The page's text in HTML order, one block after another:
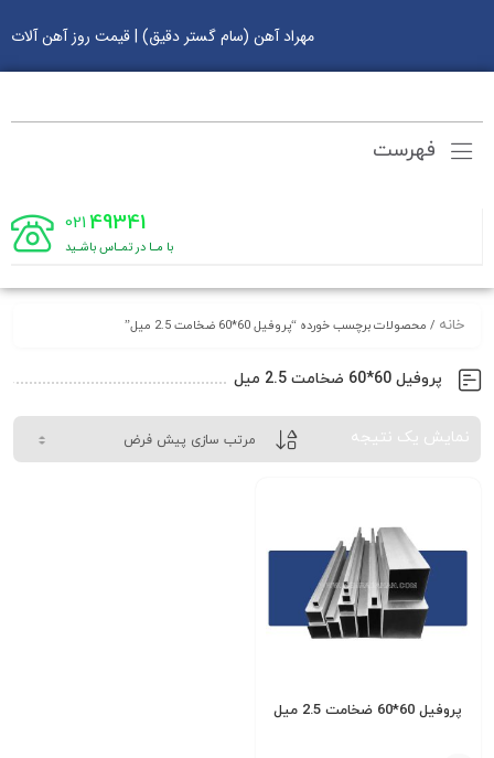
مهراد آهن (سام گستر دقیق) | قیمت روز آهن آلات
فهرست
49341
021
با مـا در تمـاس باشـید
خانه / محصولات برچسب خورده “پروفیل 60*60 ضخامت 2.5 میل”
پروفیل 60*60 ضخامت 2.5 میل
نمایش یک نتیجه
پروفیل 60*60 ضخامت 2.5 میل